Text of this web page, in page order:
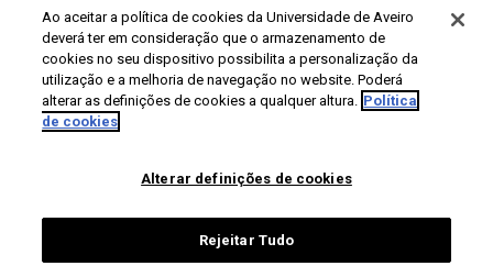
Universidade de Aveiro 2026
Ao aceitar a política de cookies da Universidade de Aveiro
deverá ter em consideração que o armazenamento de
cookies no seu dispositivo possibilita a personalização da
utilização e a melhoria de navegação no website. Poderá
alterar as definições de cookies a qualquer altura. Política
de cookies
Alterar definições de cookies
Rejeitar Tudo